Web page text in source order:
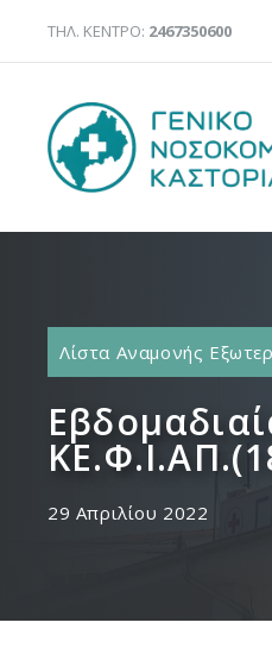
ΤΗΛ. ΚΕΝΤΡΟ: 2467350600
Λίστα Αναμονής
29 Απριλίου 2022